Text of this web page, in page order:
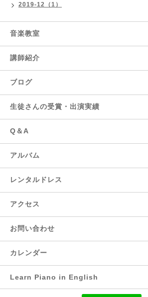
2019-12（1）
音楽教室
講師紹介
ブログ
生徒さんの受賞・出演実績
Q＆A
アルバム
レンタルドレス
アクセス
お問い合わせ
カレンダー
Learn Piano in English